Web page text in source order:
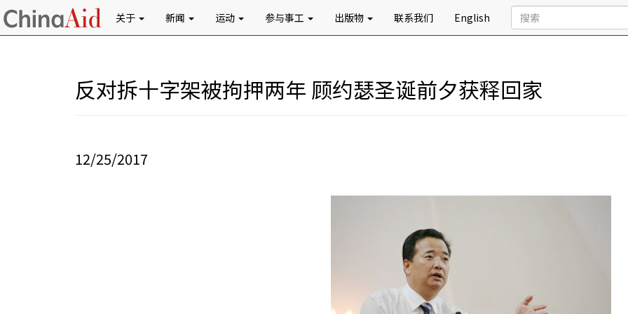
关于 新闻 运动 参与事工 出版物 联系我们 English
反对拆十字架被拘押两年 顾约瑟圣诞前夕获释回家
12/25/2017